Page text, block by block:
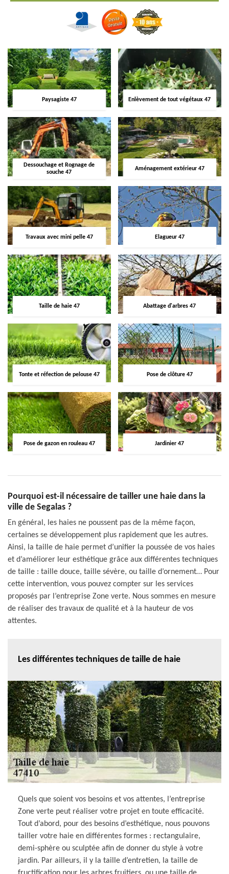
Paysagiste 47 Enlèvement de tout végétaux 47
Dessouchage et Rognage de
souche 47
Aménagement extérieur 47
Travaux avec mini pelle 47 Elagueur 47
Taille de haie 47 Abattage d'arbres 47
Tonte et réfection de pelouse 47 Pose de clôture 47
Pose de gazon en rouleau 47 Jardinier 47
Pourquoi est-il nécessaire de tailler une haie dans la
ville de Segalas ?
En général, les haies ne poussent pas de la même façon,
certaines se développement plus rapidement que les autres.
Ainsi, la taille de haie permet d’unifier la poussée de vos haies
et d’améliorer leur esthétique grâce aux différentes techniques
de taille : taille douce, taille sévère, ou taille d’ornement… Pour
cette intervention, vous pouvez compter sur les services
proposés par l’entreprise Zone verte. Nous sommes en mesure
de réaliser des travaux de qualité et à la hauteur de vos
attentes.
Les différentes techniques de taille de haie
Quels que soient vos besoins et vos attentes, l’entreprise
Zone verte peut réaliser votre projet en toute efficacité.
Tout d’abord, pour des besoins d’esthétique, nous pouvons
tailler votre haie en différentes formes : rectangulaire,
demi-sphère ou sculptée afin de donner du style à votre
jardin. Par ailleurs, il y la taille d’entretien, la taille de